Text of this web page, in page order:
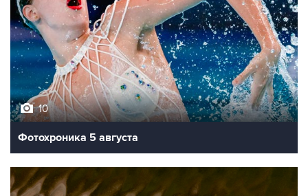
10
Фотохроника 5 августа